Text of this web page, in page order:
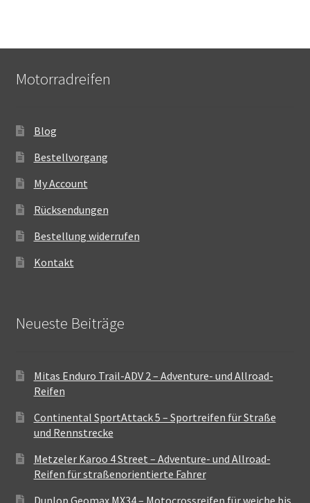
Motorradreifen
Blog
Bestellvorgang
My Account
Rücksendungen
Bestellung widerrufen
Kontakt
Neueste Beiträge
Mitas Enduro Trail-ADV 2 – Adventure- und Allroad-
Reifen
Continental SportAttack 5 – Sportreifen für Straße
und Rennstrecke
Metzeler Karoo 4 Street – Adventure- und Allroad-
Reifen für straßenorientierte Fahrer
Dunlop Geomax MX34 – Motocrossreifen für weiche bis